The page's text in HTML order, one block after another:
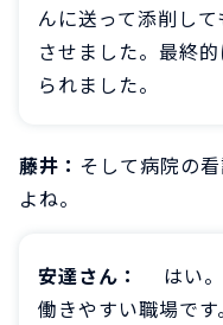
んに送って添削し
させました。最終
られました。
藤井： そして病院の
よね。
安達さん：
はい
働きやすい職場で